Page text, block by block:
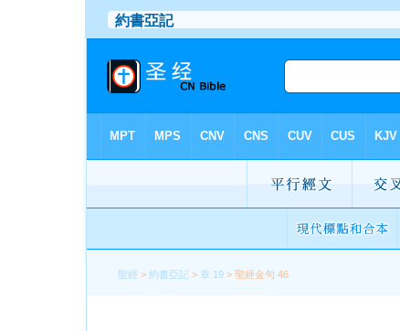
聖經 >約書亞記 > 章 19 > 聖經金句 46